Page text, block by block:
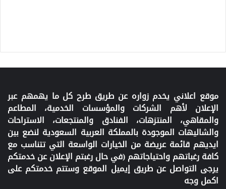
موقع اعلاني يخدم زواره عن طريق طرح كل ما يهمهم عبر
الإعلان لأهم الشركات والمؤسسات الخدمية، المطاعم
والمقاهي، المنتزهات، الفنادق والمنتجعات، الاستراحات
والشاليهات الموجودة بالمملكة العربية السعودية لنضع بين
ايديهم قائمة عريضة من الخيارات الواسعة التي تتناسب مع
كافة رغباتهم واحتياجاتهم (في حال رغبتم الإعلان عن خدمتكم
يرجى التواصل عن طريق إيميل الموقع وستتم خدمتكم على
اكمل وجه